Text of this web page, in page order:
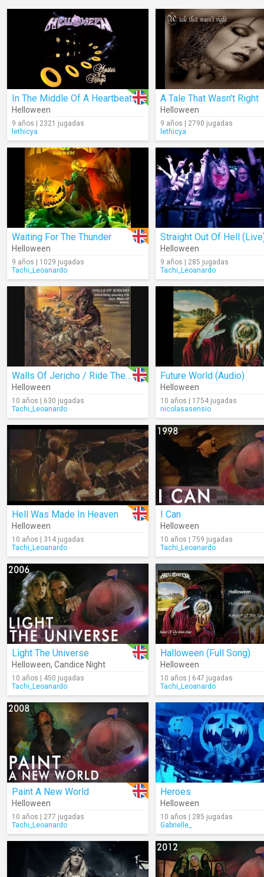
In The Middle Of A Heartbeat
Helloween
9 años | 2321 jugadas
lethicya
A Tale That Wasn't Right
Helloween
9 años | 2790 jugadas
lethicya
Waiting For The Thunder
Helloween
9 años | 1029 jugadas
Tachi_Leoanardo
Straight Out Of Hell
Helloween
9 años | 285 jugadas
Tachi_Leoanardo
Walls Of Jericho / Ride The Sky
Helloween
10 años | 630 jugadas
Tachi_Leoanardo
Future World (Audio)
Helloween
10 años | 1754 jugadas
nicolasasensio
Hell Was Made In Heaven
Helloween
10 años | 314 jugadas
Tachi_Leoanardo
I Can
Helloween
10 años | 759 jugadas
Tachi_Leoanardo
Light The Universe
Helloween, Candice Night
10 años | 450 jugadas
Tachi_Leoanardo
Halloween (Full Song)
Helloween
10 años | 647 jugadas
Tachi_Leoanardo
Paint A New World
Helloween
10 años | 277 jugadas
Tachi_Leoanardo
Heroes
Helloween
10 años | 285 jugadas
Gabrielle_